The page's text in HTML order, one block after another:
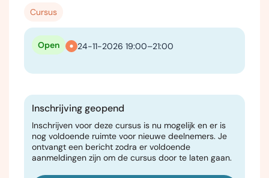
Cursus
24-11-2026 19:00–21:00
Open
Inschrijving geopend
Inschrijven voor deze cursus is nu mogelijk en er is
nog voldoende ruimte voor nieuwe deelnemers. Je
ontvangt een bericht zodra er voldoende
aanmeldingen zijn om de cursus door te laten gaan.